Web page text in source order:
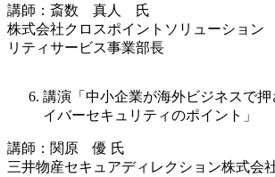
講師：斎数 真人 氏
株式会社クロスポイントソリューション
リティサービス事業部長
講演「中小企業が海外ビジネスで
イバーセキュリティのポイント」
講師：関原 優 氏
三井物産セキュアディレクション株式